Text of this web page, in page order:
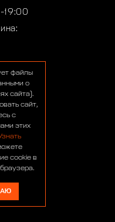
19:00
файлы
о
сайта).
сайт,
с
этих
cookie в